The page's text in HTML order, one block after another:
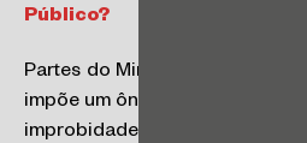
Público?
Partes do Ministério Público
impõe um ônus
improbidade, ao exigir a